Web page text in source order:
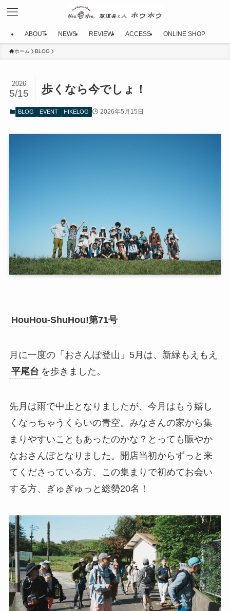
ABOUT NEWS REVIEW ACCESS ONLINE SHOP
ホーム BLOG
歩くなら今でしょ！
2026
5/15
BLOG EVENT HIKELOG 2026年5月15日
HouHou-ShuHou!第71号
月に一度の「おさんぽ登山」5月は、新緑もえもえ
平尾台 を歩きました。
先月は雨で中止となりましたが、今月はもう嬉し
くなっちゃうくらいの青空。みなさんの家から集
まりやすいこともあったのかな？とっても賑やか
なおさんぽとなりました。開店当初からずっと来
てくださっている方、この集まりで初めてお会い
する方、ぎゅぎゅっと総勢20名！